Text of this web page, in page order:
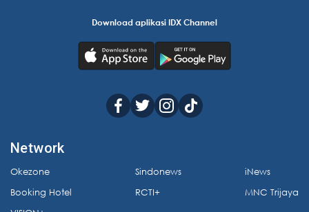
Download aplikasi IDX Channel
Network
Okezone
Booking Hotel
Sindonews
RCTI+
iNews
MNC Trijaya